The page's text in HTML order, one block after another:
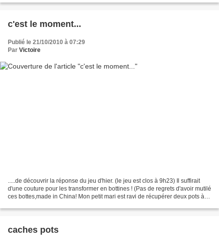
c'est le moment...
Publié le 21/10/2010 à 07:29
Par Victoire
.....de découvrir la réponse du jeu d'hier. (le jeu est clos à 9h23) Il suffirait
d'une couture pour les transformer en bottines ! (Pas de regrets d'avoir mutilé
ces bottes,made in China! Mon petit mari est ravi de récupérer deux pots à
caches pots